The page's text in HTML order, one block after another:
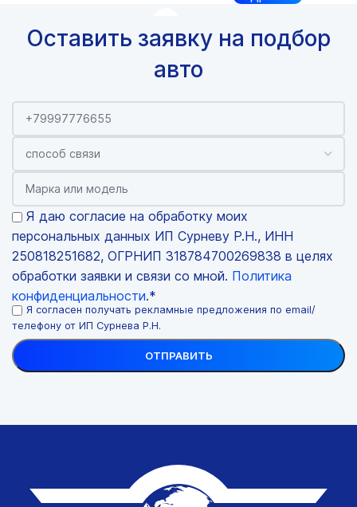
Оставить заявку на подбор
авто
Я даю согласие на обработку моих
персональных данных ИП Сурневу Р.Н., ИНН
250818251682, ОГРНИП 318784700269838 в целях
обработки заявки и связи со мной. Политика
конфиденциальности.*
Я согласен получать рекламные предложения по email/
телефону от ИП Сурнева Р.Н.